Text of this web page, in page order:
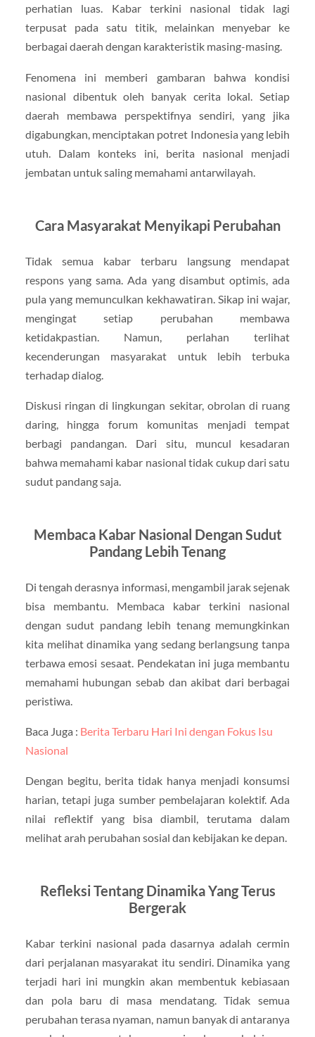
perhatian luas. Kabar terkini nasional tidak lagi
terpusat pada satu titik, melainkan menyebar ke
berbagai daerah dengan karakteristik masing-masing.
Fenomena ini memberi gambaran bahwa kondisi
nasional dibentuk oleh banyak cerita lokal. Setiap
daerah membawa perspektifnya sendiri, yang jika
digabungkan, menciptakan potret Indonesia yang lebih
utuh. Dalam konteks ini, berita nasional menjadi
jembatan untuk saling memahami antarwilayah.
Cara Masyarakat Menyikapi Perubahan
Tidak semua kabar terbaru langsung mendapat
respons yang sama. Ada yang disambut optimis, ada
pula yang memunculkan kekhawatiran. Sikap ini wajar,
mengingat setiap perubahan membawa
ketidakpastian. Namun, perlahan terlihat
kecenderungan masyarakat untuk lebih terbuka
terhadap dialog.
Diskusi ringan di lingkungan sekitar, obrolan di ruang
daring, hingga forum komunitas menjadi tempat
berbagi pandangan. Dari situ, muncul kesadaran
bahwa memahami kabar nasional tidak cukup dari satu
sudut pandang saja.
Membaca Kabar Nasional Dengan Sudut
Pandang Lebih Tenang
Di tengah derasnya informasi, mengambil jarak sejenak
bisa membantu. Membaca kabar terkini nasional
dengan sudut pandang lebih tenang memungkinkan
kita melihat dinamika yang sedang berlangsung tanpa
terbawa emosi sesaat. Pendekatan ini juga membantu
memahami hubungan sebab dan akibat dari berbagai
peristiwa.
Baca Juga : Berita Terbaru Hari Ini dengan Fokus Isu
Nasional
Dengan begitu, berita tidak hanya menjadi konsumsi
harian, tetapi juga sumber pembelajaran kolektif. Ada
nilai reflektif yang bisa diambil, terutama dalam
melihat arah perubahan sosial dan kebijakan ke depan.
Refleksi Tentang Dinamika Yang Terus
Bergerak
Kabar terkini nasional pada dasarnya adalah cermin
dari perjalanan masyarakat itu sendiri. Dinamika yang
terjadi hari ini mungkin akan membentuk kebiasaan
dan pola baru di masa mendatang. Tidak semua
perubahan terasa nyaman, namun banyak di antaranya